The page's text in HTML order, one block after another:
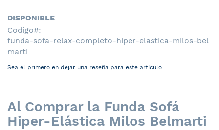
DISPONIBLE
Codigo
funda-sofa-relax-completo-hiper-elastica-milos-bel
marti
Sea el primero en dejar una reseña para este artículo
Al Comprar la Funda Sofá
Hiper-Elástica Milos Belmarti